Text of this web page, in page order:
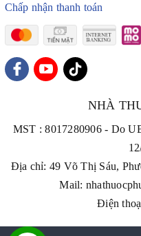
Chấp nhận thanh toán
NHÀ
MST : 8017280906 - Do
Địa chỉ: 49 Võ Thị Sáu,
Mail:
Điện